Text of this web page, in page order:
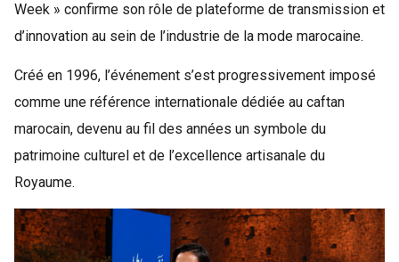
Week » confirme son rôle de plateforme de transmission et
d’innovation au sein de l’industrie de la mode marocaine.
Créé en 1996, l’événement s’est progressivement imposé
comme une référence internationale dédiée au caftan
marocain, devenu au fil des années un symbole du
patrimoine culturel et de l’excellence artisanale du
Royaume.